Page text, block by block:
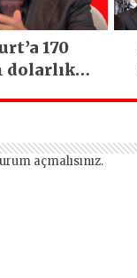
170
dolarlık
açmalısınız.